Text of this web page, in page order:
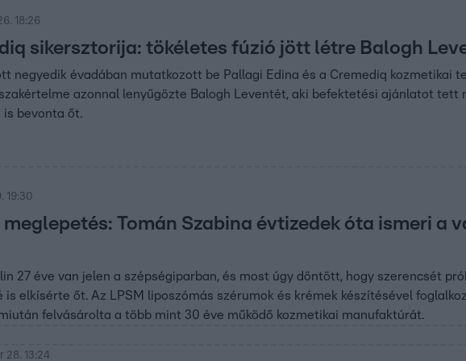
18:26
sikersztorija: tökéletes fúzió jött létre Balogh
negyedik évadában mutatkozott be Pallagi Edina és a Cremediq kozmetikai
azonnal lenyűgözte Balogh Leventét, aki befektetési ajánlatot tett
bevonta őt.
19:30
Tomán Szabina évtizedek óta ismeri a
27 éve van jelen a szépségiparban, és most úgy döntött, hogy szerencsét
is elkísérte őt. Az LPSM liposzómás szérumok és krémek készítésével
felvásárolta a több mint 30 éve működő kozmetikai manufaktúrát.
28. 13:24